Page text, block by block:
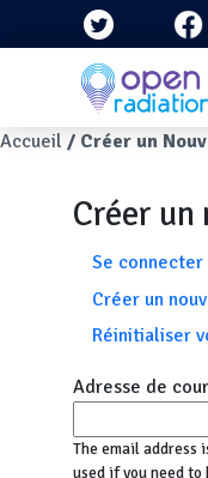
Aller au contenu principal
Fil d'Ariane
Accueil Créer un
Créer un
Onglets
Se connecter
Créer un
Réinitialiser
Adresse de
The email address
used if you need